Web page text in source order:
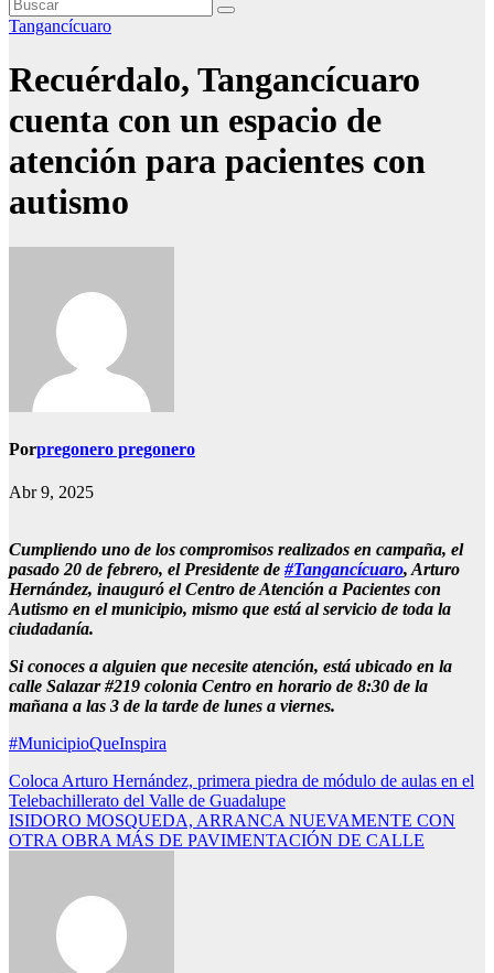
Tangancícuaro
Recuérdalo, Tangancícuaro
cuenta con un espacio de
atención para pacientes con
autismo
Porpregonero pregonero
Abr 9, 2025
Cumpliendo uno de los compromisos realizados en campaña, el
pasado 20 de febrero, el Presidente de #Tangancícuaro, Arturo
Hernández, inauguró el Centro de Atención a Pacientes con
Autismo en el municipio, mismo que está al servicio de toda la
ciudadanía.
Si conoces a alguien que necesite atención, está ubicado en la
calle Salazar #219 colonia Centro en horario de 8:30 de la
mañana a las 3 de la tarde de lunes a viernes.
#MunicipioQueInspira
Navegación
de
entradas
Coloca Arturo Hernández, primera piedra de módulo de aulas en el
Telebachillerato del Valle de Guadalupe
ISIDORO MOSQUEDA, ARRANCA NUEVAMENTE CON
OTRA OBRA MÁS DE PAVIMENTACIÓN DE CALLE